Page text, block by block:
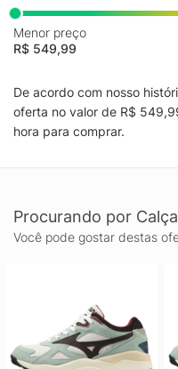
Menor preço
R$ 549,99
De acordo com nosso
oferta no valor de R$
hora para comprar.
Procurando por
Você pode gostar destas